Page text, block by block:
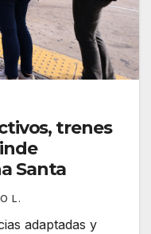
trenes
Santa
L.
adaptadas y